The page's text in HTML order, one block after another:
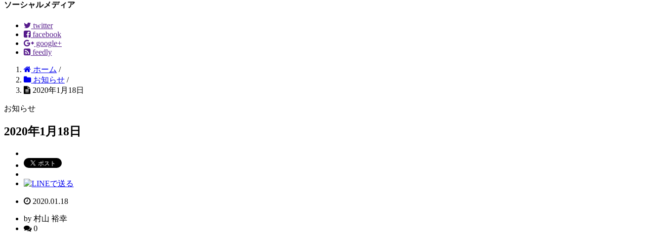
ソーシャルメディア
twitter
facebook
google+
feedly
ホーム /
お知らせ /
2020年1月18日
お知らせ
2020年1月18日
2020.01.18
by 村山 裕幸
0